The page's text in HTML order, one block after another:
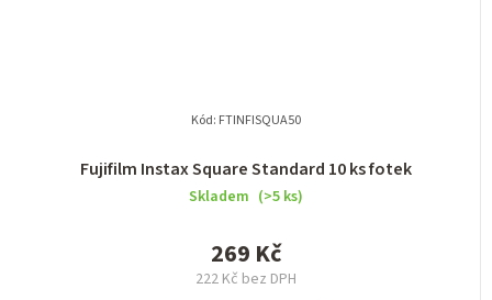
Fujifilm Instax Square Standard 10 ks fotek
Skladem (>5 ks)
222 Kč bez DPH
269 Kč
Kód: FTINFISQUA50